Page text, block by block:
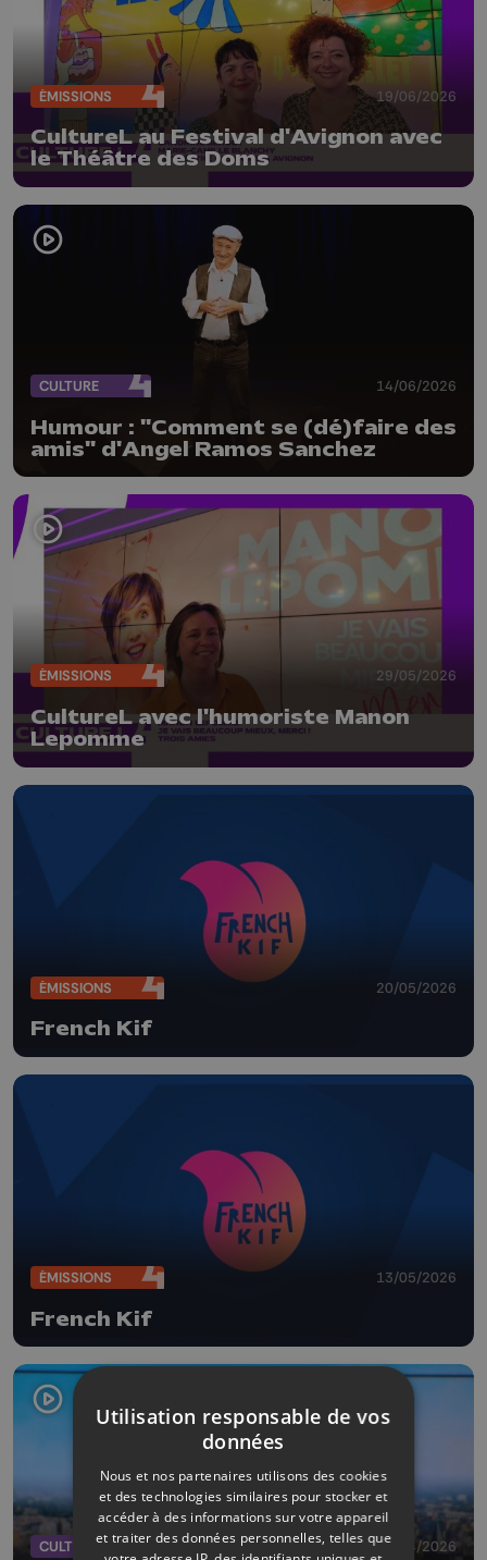
ÉMISSIONS 19/06/2026
CultureL au Festival d'Avignon avec
le Théâtre des Doms
CULTURE 14/06/2026
Humour : "Comment se (dé)faire des
amis" d'Angel Ramos Sanchez
ÉMISSIONS 29/05/2026
CultureL avec l'humoriste Manon
Lepomme
ÉMISSIONS 20/05/2026
French Kif
ÉMISSIONS 13/05/2026
French Kif
CULTURE 30/04/2026
Utilisation responsable de vos
données
Nous et nos partenaires utilisons des cookies
et des technologies similaires pour stocker et
accéder à des informations sur votre appareil
et traiter des données personnelles, telles que